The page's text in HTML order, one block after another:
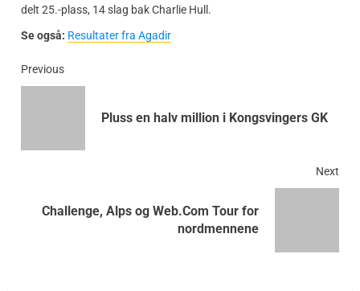
delt 25.-plass, 14 slag bak Charlie Hull.
Se også: Resultater fra Agadir
Previous
Pluss en halv million i Kongsvingers GK
Next
Challenge, Alps og Web.Com Tour for
nordmennene